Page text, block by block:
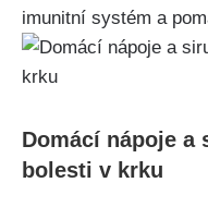
imunitní systém‍ a
Domácí nápoje a⁤
bolesti v‍ krku